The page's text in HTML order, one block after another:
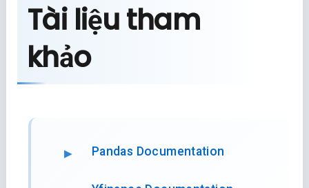
Tài liệu tham
khảo
Pandas Documentation